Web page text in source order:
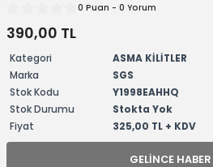
0 Puan - 0 Yorum
390,00 TL
Kategori
ASMA KİLİTLER
Marka
SGS
Stok Kodu
Y1998EAHHQ
Stok Durumu
Stokta Yok
Fiyat
325,00 TL + KDV
GELINCE HABER